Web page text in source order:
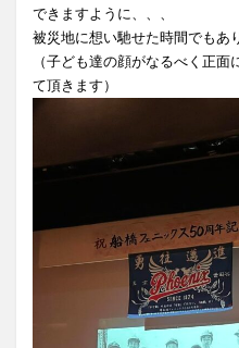
できますように、、、
被災地に想い馳せた時間でもあ
（子ども達の顔がなるべく正
て頂きます）